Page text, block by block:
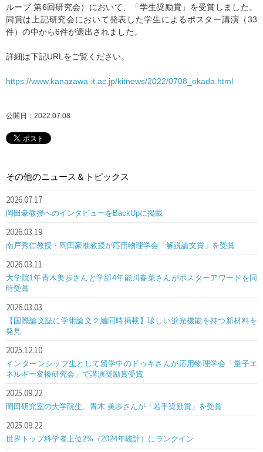
ループ 第6回研究会）において、「学生奨励賞」を受賞しました。
同賞は上記研究会において発表した学生によるポスター講演（33
件）の中から6件が選出されました。
詳細は下記URLをご覧ください。
https://www.kanazawa-it.ac.jp/kitnews/2022/0708_okada.html
公開日：2022.07.08
その他のニュース＆トピックス
2026.07.17
岡田豪教授へのインタビューをBackUpに掲載
2026.03.19
南戸秀仁教授・岡田豪准教授が応用物理学会「解説論文賞」を受賞
2026.03.11
大学院1年青木美歩さんと学部4年能川春菜さんがポスターアワードを同
時受賞
2026.03.03
【国際論文誌に学術論文２編同時掲載】珍しい蛍光機能を持つ新材料を
発見
2025.12.10
インターンシップ生として留学中のドゥキさんが応用物理学会「量子エ
ネルギー変換研究会」で講演奨励賞受賞
2025.09.22
岡田研究室の大学院生、青木 美歩さんが「若手奨励賞」を受賞
2025.09.22
世界トップ科学者上位2%（2024年統計）にランクイン